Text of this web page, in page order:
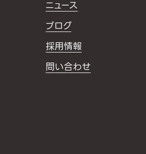
ニュース
ブログ
採用情報
問い合わせ